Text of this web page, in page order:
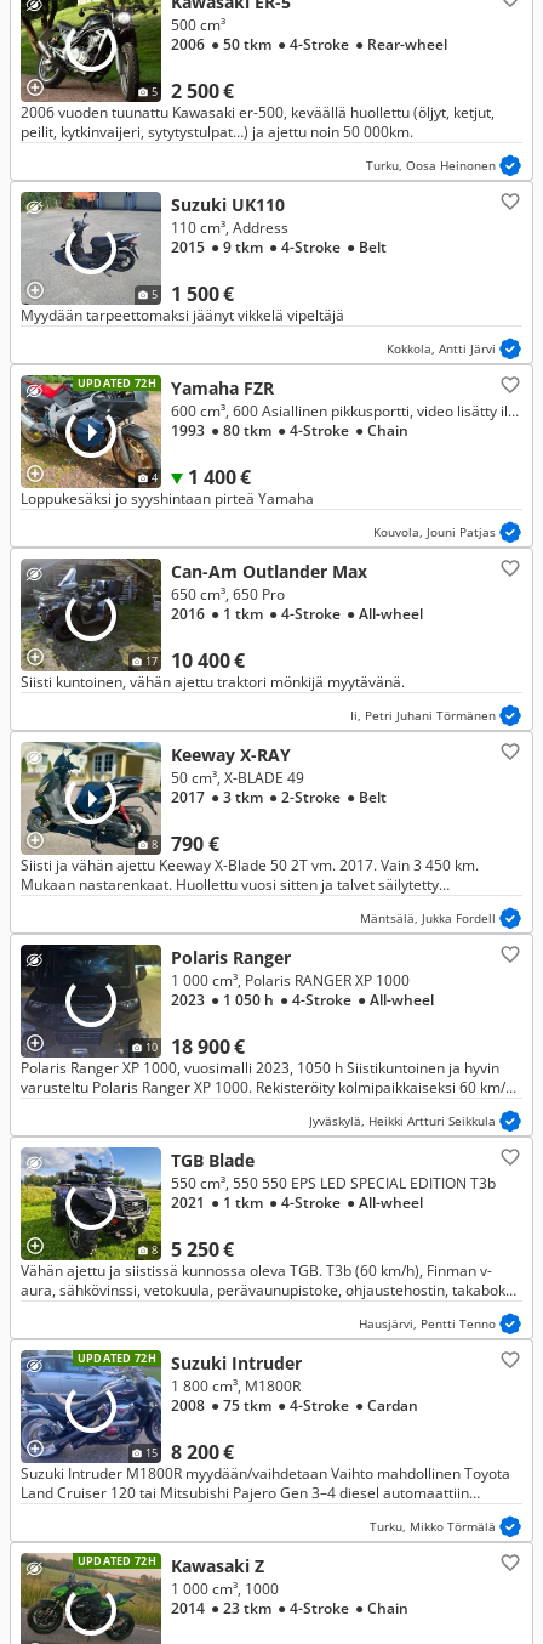
5 2 500 €
500 cm³
2006 ● 50 tkm ● 4-Stroke ● Rear-wheel
2006 vuoden tuunattu Kawasaki er-500, keväällä huollettu (öljyt, ketjut,
peilit, kytkinvaijeri, sytytystulpat…) ja ajettu noin 50 000km.
Turku, Oosa Heinonen
5
Suzuki UK110
1 500 €
110 cm³, Address
2015 ● 9 tkm ● 4-Stroke ● Belt
Myydään tarpeettomaksi jäänyt vikkelä vipeltäjä
Kokkola, Antti Järvi
UPDATED 72H
4
Yamaha FZR
1 400 €
600 cm³, 600 Asiallinen pikkusportti, video lisätty ilmoitukseen
1993 ● 80 tkm ● 4-Stroke ● Chain
Loppukesäksi jo syyshintaan pirteä Yamaha
Kouvola, Jouni Patjas
17
Can-Am Outlander Max
10 400 €
650 cm³, 650 Pro
2016 ● 1 tkm ● 4-Stroke ● All-wheel
Siisti kuntoinen, vähän ajettu traktori mönkijä myytävänä.
Ii, Petri Juhani Törmänen
8
Keeway X-RAY
790 €
50 cm³, X-BLADE 49
2017 ● 3 tkm ● 2-Stroke ● Belt
Siisti ja vähän ajettu Keeway X-Blade 50 2T vm. 2017. Vain 3 450 km.
Mukaan nastarenkaat. Huollettu vuosi sitten ja talvet säilytetty
Mäntsälä, Jukka Fordell
10
Polaris Ranger
18 900 €
1 000 cm³, Polaris RANGER XP 1000
2023 ● 1 050 h ● 4-Stroke ● All-wheel
Polaris Ranger XP 1000, vuosimalli 2023, 1050 h Siistikuntoinen ja hyvin
varusteltu Polaris Ranger XP 1000. Rekisteröity kolmipaikkaiseksi 60 km/h
Jyväskylä, Heikki Artturi Seikkula
8
TGB Blade
5 250 €
550 cm³, 550 550 EPS LED SPECIAL EDITION T3b
2021 ● 1 tkm ● 4-Stroke ● All-wheel
Vähän ajettu ja siistissä kunnossa oleva TGB. T3b (60 km/h), Finman v-
aura, sähkövinssi, vetokuula, perävaunupistoke, ohjaustehostin, takaboksi,
Hausjärvi, Pentti Tenno
UPDATED 72H
15
Suzuki Intruder
8 200 €
1 800 cm³, M1800R
2008 ● 75 tkm ● 4-Stroke ● Cardan
Suzuki Intruder M1800R myydään/vaihdetaan Vaihto mahdollinen Toyota
Land Cruiser 120 tai Mitsubishi Pajero Gen 3–4 diesel automaattiin
Turku, Mikko Törmälä
UPDATED 72H Kawasaki Z
1 000 cm³, 1000
2014 ● 23 tkm ● 4-Stroke ● Chain